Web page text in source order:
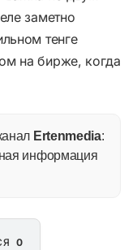
заметно
тенге
на бирже, когда
Ertenmedia:
информация
0